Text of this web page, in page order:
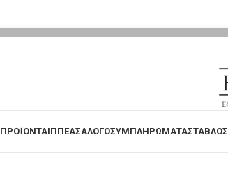
ΙΠΠΕΑΣΑΛΟΓΟΣΥΜΠΛΗΡΩΜΑΤΑΣΤΑΒΛΟΣ